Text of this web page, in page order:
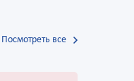
Посмотреть все